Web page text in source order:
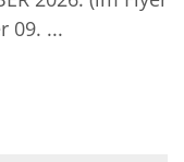
09. ...